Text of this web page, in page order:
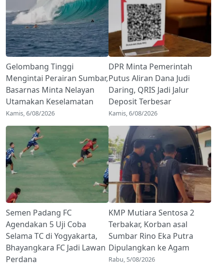
Gelombang Tinggi
Mengintai Perairan Sumbar,
Basarnas Minta Nelayan
Utamakan Keselamatan
Kamis, 6/08/2026
DPR Minta Pemerintah
Putus Aliran Dana Judi
Daring, QRIS Jadi Jalur
Deposit Terbesar
Kamis, 6/08/2026
Semen Padang FC
Agendakan 5 Uji Coba
Selama TC di Yogyakarta,
Bhayangkara FC Jadi Lawan
Perdana
KMP Mutiara Sentosa 2
Terbakar, Korban asal
Sumbar Rino Eka Putra
Dipulangkan ke Agam
Rabu, 5/08/2026